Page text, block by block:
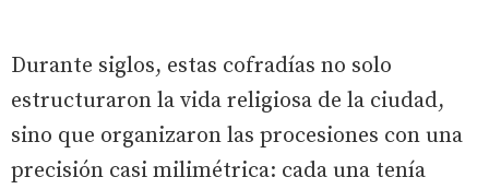
Durante siglos, estas cofradías no solo
estructuraron la vida religiosa de la ciudad,
sino que organizaron las procesiones con una
precisión casi milimétrica: cada una tenía